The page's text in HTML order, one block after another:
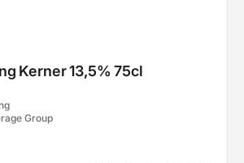
Kerner 13,5% 75cl
Group